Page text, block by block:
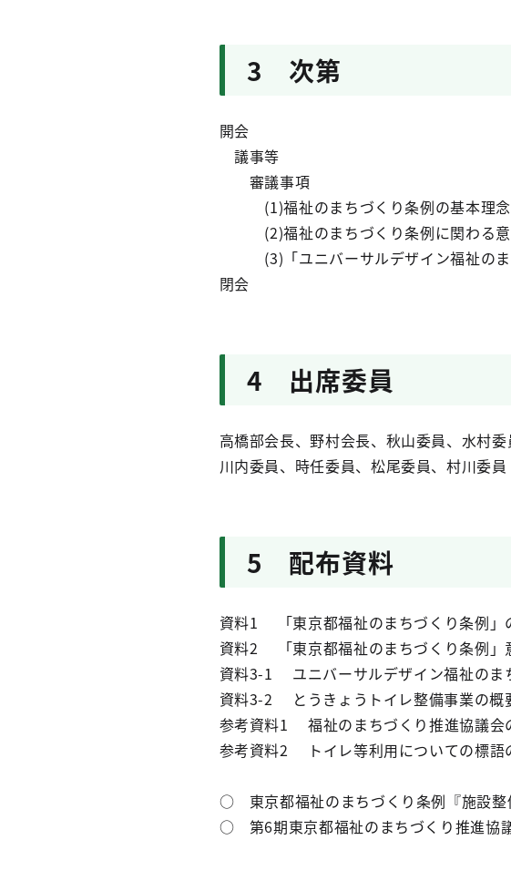
3 次第
開会
議事等
審議事項
(1)福祉のまちづくり条例の基本理念
(2)福祉のまちづくり条例に関わる意
(3)「ユニバーサルデザイン福祉のま
閉会
4 出席委員
高橋部会長、野村会長、秋山委員、水村
川内委員、時任委員、松尾委員、村川委員
5 配布資料
資料1 「東京都福祉のまちづくり条例」
資料2 「東京都福祉のまちづくり条例」
資料3-1 ユニバーサルデザイン福祉のま
資料3-2 とうきょうトイレ整備事業の概
参考資料1 福祉のまちづくり推進協議会
参考資料2 トイレ等利用についての標語
○ 東京都福祉のまちづくり条例『施設整
○ 第6期東京都福祉のまちづくり推進協